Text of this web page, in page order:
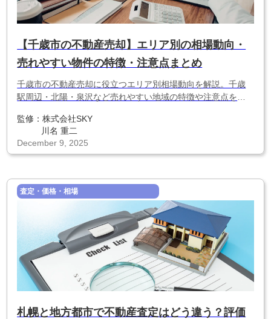
【千歳市の不動産売却】エリア別の相場動向・
売れやすい物件の特徴・注意点まとめ
千歳市の不動産売却に役立つエリア別相場動向を解説。千歳
駅周辺・北陽・泉沢など売れやすい地域の特徴や注意点を整
めました。
監修：株式会社SKY
川名 重二
December 9, 2025
査定・価格・相場
札幌と地方都市で不動産査定はどう違う？評価